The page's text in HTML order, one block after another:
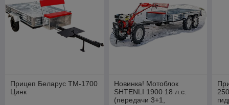
Прицеп Беларус ТМ-1700
Цинк
Новинка! Мотоблок
SHTENLI 1900 18 л.с.
(передачи 3+1,